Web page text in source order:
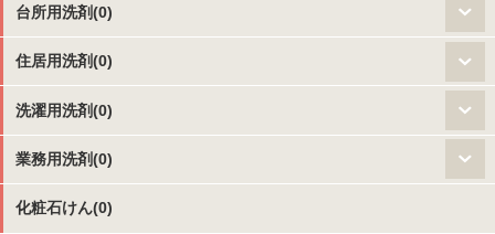
台所用洗剤(0)
住居用洗剤(0)
洗濯用洗剤(0)
業務用洗剤(0)
化粧石けん(0)